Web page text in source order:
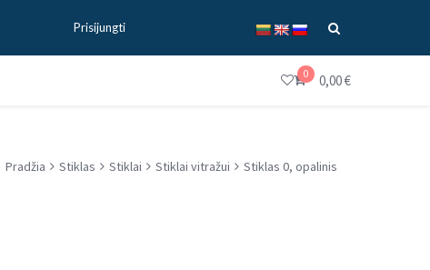
Prisijungti
0 0,00€
Pradžia Stiklas Stiklai Stiklai vitražui Stiklas 0, opalinis